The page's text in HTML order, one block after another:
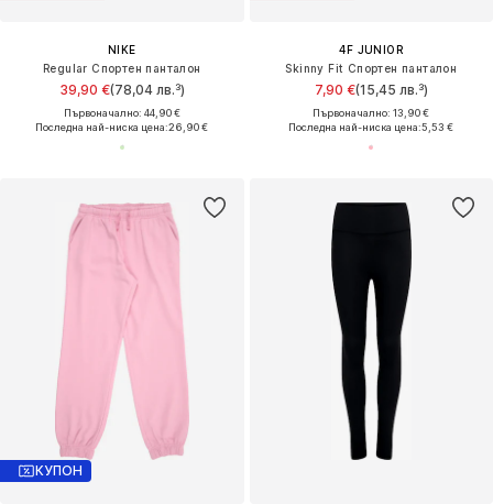
NIKE
Regular Спортен панталон
39,90 €(78,04 лв.³)
Първоначално: 44,90 €
Последна най-ниска цена:26,90 €
4F JUNIOR
Skinny Fit Спортен панталон
7,90 €(15,45 лв.³)
Първоначално: 13,90 €
Последна най-ниска цена:5,53 €
КУПОН